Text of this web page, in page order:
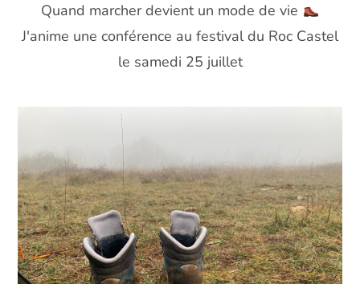
Quand marcher devient un mode de vie
J'anime une conférence au festival du Roc Castel
le samedi 25 juillet